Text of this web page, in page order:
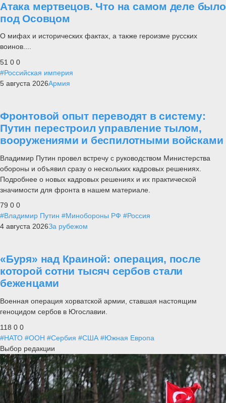
Атака мертвецов. Что на самом деле было
под Осовцом
О мифах и исторических фактах, а также героизме русских
воинов....
51 0 0
#Российская империя
5 августа 2026Армия
Фронтовой опыт переводят в систему:
Путин перестроил управление тылом,
вооружениями и беспилотными войсками
Владимир Путин провел встречу с руководством Министерства
обороны и объявил сразу о нескольких кадровых решениях.
Подробнее о новых кадровых решениях и их практической
значимости для фронта в нашем материале.
79 0 0
#Владимир Путин #Минобороны РФ #Россия
4 августа 2026За рубежом
«Буря» над Краиной: операция, после
которой сотни тысяч сербов стали
беженцами
Военная операция хорватской армии, ставшая настоящим
геноцидом сербов в Югославии.
118 0 0
#НАТО #ООН #Сербия #США #Южная Европа
Выбор редакции